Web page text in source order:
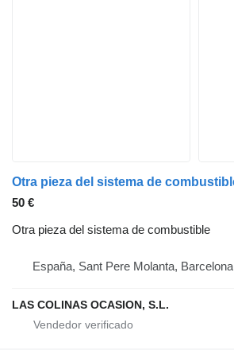
50 €
Otra pieza del sistema de combustible
España, Sant Pere Molanta, Barcelona
LAS COLINAS OCASION, S.L.